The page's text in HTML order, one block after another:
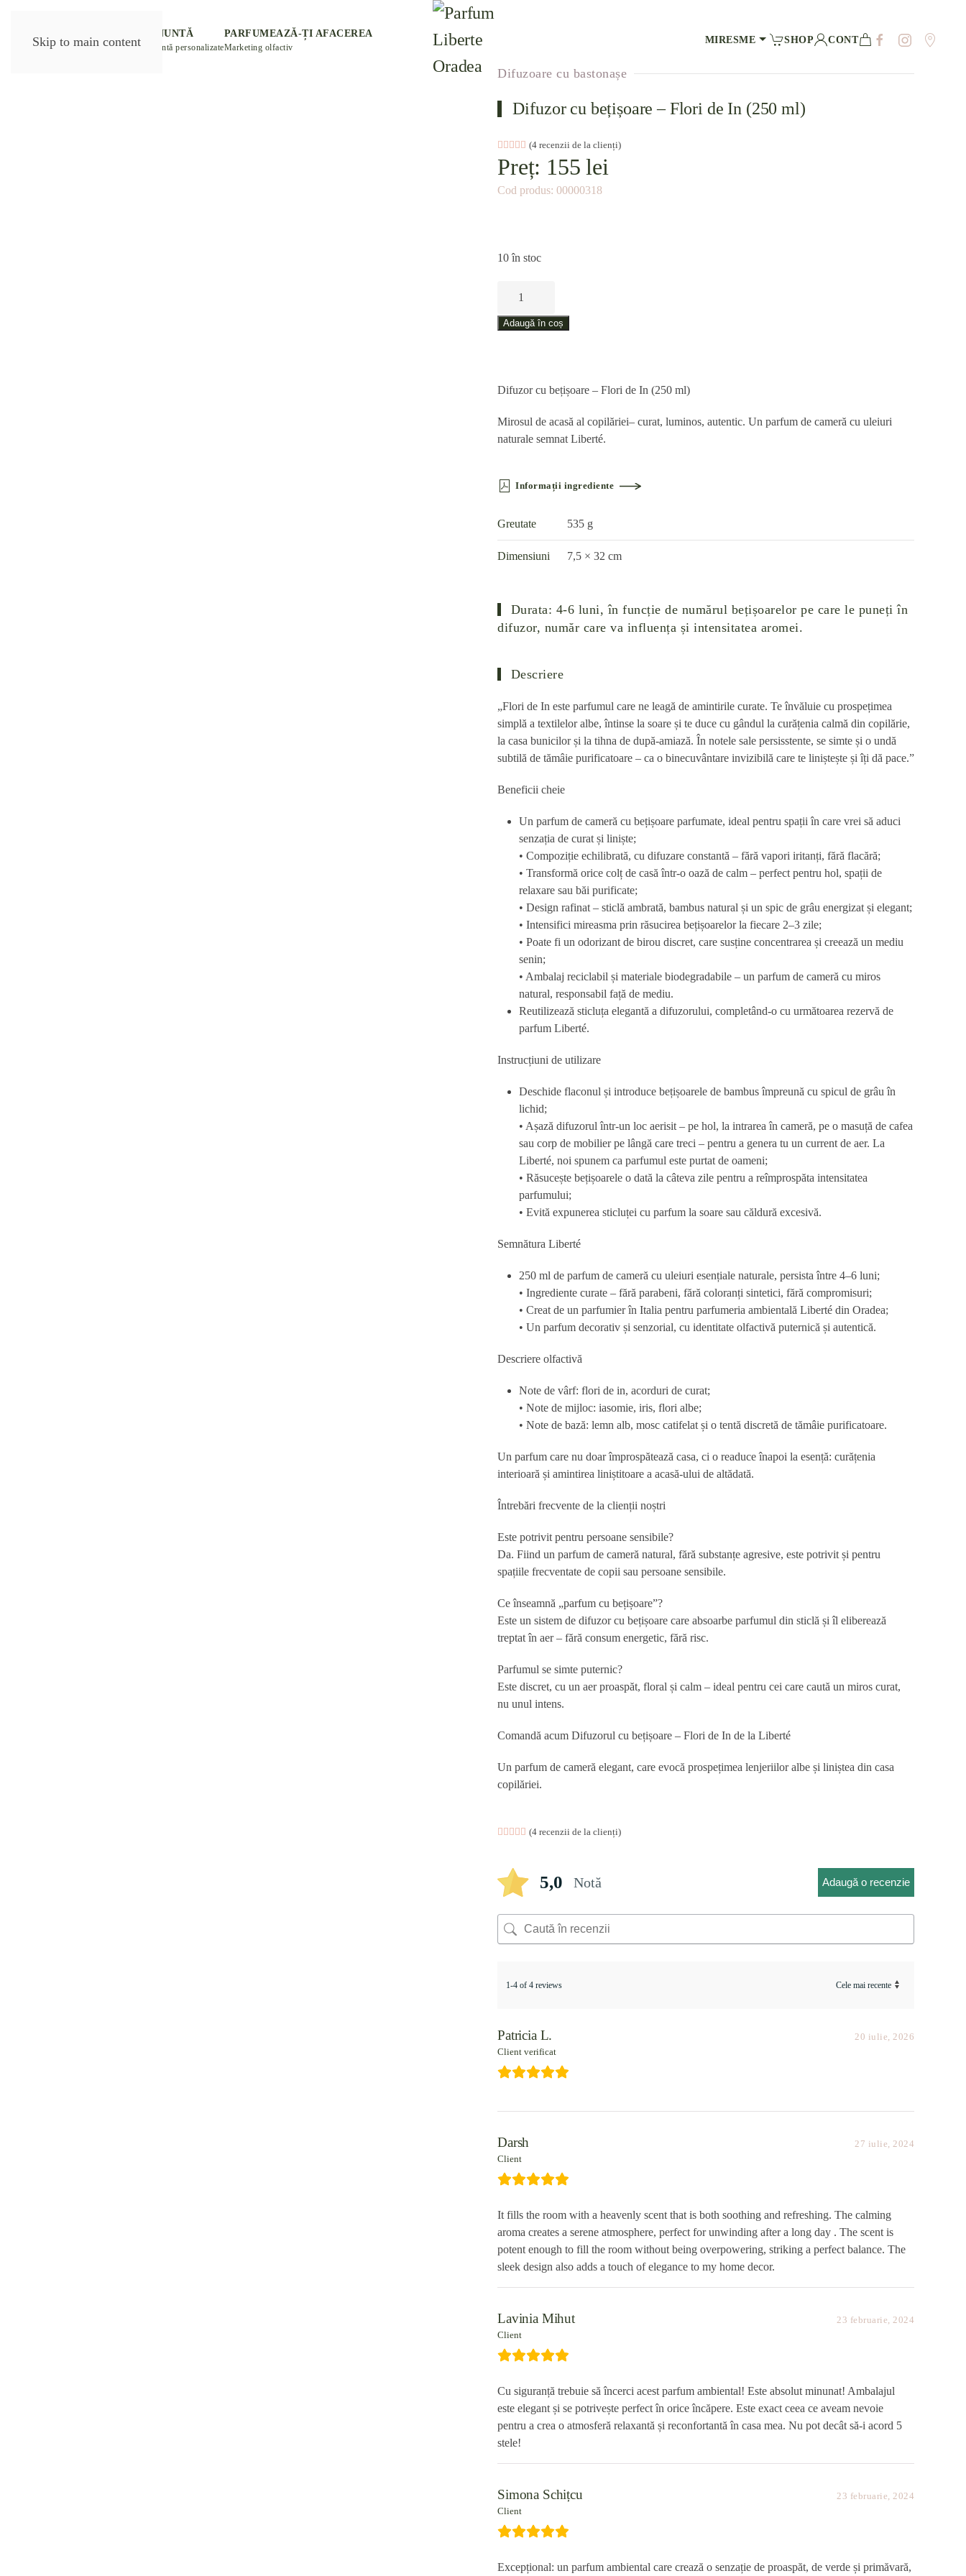
Skip to main content
eLiberte
PARFUM NUNTĂ
Mărturii de nuntă personalizate
PARFUMEAZĂ-ȚI AFACEREA
Marketing olfactiv
MIRESME SHOP CONT
Difuzoare cu bastonașe
Difuzor cu bețișoare – Flori de In (250 ml)
Evaluat la5.00din 5 pe baza a
4(4 recenzii de la clienți)
Preț: 155lei
Cod produs: 00000318
10 în stoc
cu
de
(250
ml)
Adaugă în coș
Difuzor cu bețișoare – Flori de In (250 ml)
Mirosul de acasă al copilăriei– curat, luminos, autentic. Un parfum de cameră cu uleiuri
naturale semnat Liberté.
Informații ingrediente
Greutate 535 g
Dimensiuni 7,5 × 32 cm
Durata: 4-6 luni, în funcție de numărul bețișoarelor pe care le puneți în
difuzor, număr care va influența și intensitatea aromei.
Descriere
„Flori de In este parfumul care ne leagă de amintirile curate. Te învăluie cu prospețimea
simplă a textilelor albe, întinse la soare și te duce cu gândul la curățenia calmă din copilărie,
la casa bunicilor și la tihna de după-amiază. În notele sale persisstente, se simte și o undă
subtilă de tămâie purificatoare – ca o binecuvântare invizibilă care te liniștește și îți dă pace.”
Beneficii cheie
Un parfum de cameră cu bețișoare parfumate, ideal pentru spații în care vrei să aduci
senzația de curat și liniște;
• Compoziție echilibrată, cu difuzare constantă – fără vapori iritanți, fără flacără;
• Transformă orice colț de casă într-o oază de calm – perfect pentru hol, spații de
relaxare sau băi purificate;
• Design rafinat – sticlă ambrată, bambus natural și un spic de grâu energizat și elegant;
• Intensifici mireasma prin răsucirea bețișoarelor la fiecare 2–3 zile;
• Poate fi un odorizant de birou discret, care susține concentrarea și creează un mediu
senin;
• Ambalaj reciclabil și materiale biodegradabile – un parfum de cameră cu miros
natural, responsabil față de mediu.
Reutilizează sticluța elegantă a difuzorului, completând-o cu următoarea rezervă de
parfum Liberté.
Instrucțiuni de utilizare
Deschide flaconul și introduce bețișoarele de bambus împreună cu spicul de grâu în
lichid;
• Așază difuzorul într-un loc aerisit – pe hol, la intrarea în cameră, pe o masuță de cafea
sau corp de mobilier pe lângă care treci – pentru a genera tu un current de aer. La
Liberté, noi spunem ca parfumul este purtat de oameni;
• Răsucește bețișoarele o dată la câteva zile pentru a reîmprospăta intensitatea
parfumului;
• Evită expunerea sticluței cu parfum la soare sau căldură excesivă.
Semnătura Liberté
250 ml de parfum de cameră cu uleiuri esențiale naturale, persista între 4–6 luni;
• Ingrediente curate – fără parabeni, fără coloranți sintetici, fără compromisuri;
• Creat de un parfumier în Italia pentru parfumeria ambientală Liberté din Oradea;
• Un parfum decorativ și senzorial, cu identitate olfactivă puternică și autentică.
Descriere olfactivă
Note de vârf: flori de in, acorduri de curat;
• Note de mijloc: iasomie, iris, flori albe;
• Note de bază: lemn alb, mosc catifelat și o tentă discretă de tămâie purificatoare.
Un parfum care nu doar împrospătează casa, ci o readuce înapoi la esență: curățenia
interioară și amintirea liniștitoare a acasă-ului de altădată.
Întrebări frecvente de la clienții noștri
Este potrivit pentru persoane sensibile?
Da. Fiind un parfum de cameră natural, fără substanțe agresive, este potrivit și pentru
spațiile frecventate de copii sau persoane sensibile.
Ce înseamnă „parfum cu bețișoare”?
Este un sistem de difuzor cu bețișoare care absoarbe parfumul din sticlă și îl eliberează
treptat în aer – fără consum energetic, fără risc.
Parfumul se simte puternic?
Este discret, cu un aer proaspăt, floral și calm – ideal pentru cei care caută un miros curat,
nu unul intens.
Comandă acum Difuzorul cu bețișoare – Flori de In de la Liberté
Un parfum de cameră elegant, care evocă prospețimea lenjeriilor albe și liniștea din casa
copilăriei.
Evaluat la5.00din 5 pe baza a
4(4 recenzii de la clienți)
5,0 Notă Adaugă o recenzie
1-4 of 4 reviews
Patricia L.
Client verificat
20 iulie, 2026
Darsh
Client
27 iulie, 2024
It fills the room with a heavenly scent that is both soothing and refreshing. The calming
aroma creates a serene atmosphere, perfect for unwinding after a long day . The scent is
potent enough to fill the room without being overpowering, striking a perfect balance. The
sleek design also adds a touch of elegance to my home decor.
Lavinia Mihut
Client
23 februarie, 2024
Cu siguranță trebuie să încerci acest parfum ambiental! Este absolut minunat! Ambalajul
este elegant și se potrivește perfect în orice încăpere. Este exact ceea ce aveam nevoie
pentru a crea o atmosferă relaxantă și reconfortantă în casa mea. Nu pot decât să-i acord 5
stele!
Simona Schițcu
Client
23 februarie, 2024
Excepțional: un parfum ambiental care crează o senzație de proaspăt, de verde și primăvară,